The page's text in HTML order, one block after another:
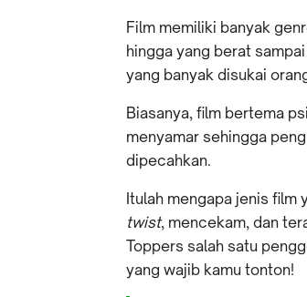
Film memiliki banyak
hingga yang berat
yang banyak disukai
Biasanya, film bertema
menyamar sehingga
dipecahkan.
Itulah mengapa jenis film
twist, mencekam, dan
Toppers salah satu
yang wajib kamu tonton!